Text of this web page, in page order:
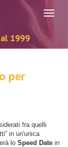
1999
per
fra quelli
in un'unica
lo Speed Date in